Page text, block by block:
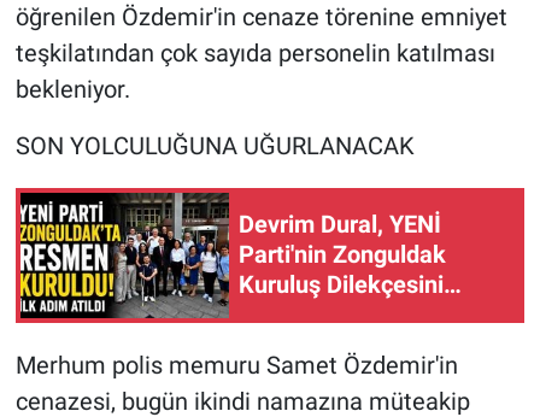
öğrenilen Özdemir'in cenaze törenine emniyet
teşkilatından çok sayıda personelin katılması
bekleniyor.
SON YOLCULUĞUNA UĞURLANACAK
Devrim Dural, YENİ
Parti'nin Zonguldak
Kuruluş Dilekçesini
Merhum polis memuru Samet Özdemir'in
cenazesi, bugün ikindi namazına müteakip